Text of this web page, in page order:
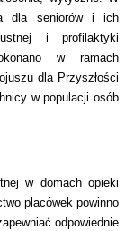
dla seniorów i ich
i profilaktyki
w ramach
dla Przyszłości
w populacji osób
w domach opieki
placówek powinno
odpowiednie